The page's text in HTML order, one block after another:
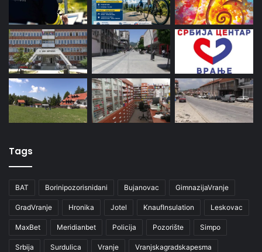
Tags
BAT Borinipozorisnidani Bujanovac GimnazijaVranje
GradVranje Hronika Jotel KnaufInsulation Leskovac
MaxBet Meridianbet Policija Pozorište Simpo
Srbija Surdulica Vranje Vranjskagradskapesma